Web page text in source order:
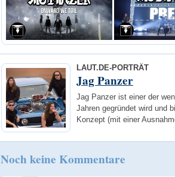
LAUT.DE-PORTRÄT
Jag Panzer
Jag Panzer ist einer der
Jahren gegründet wird und
Konzept (mit einer
Noch keine Kommentare